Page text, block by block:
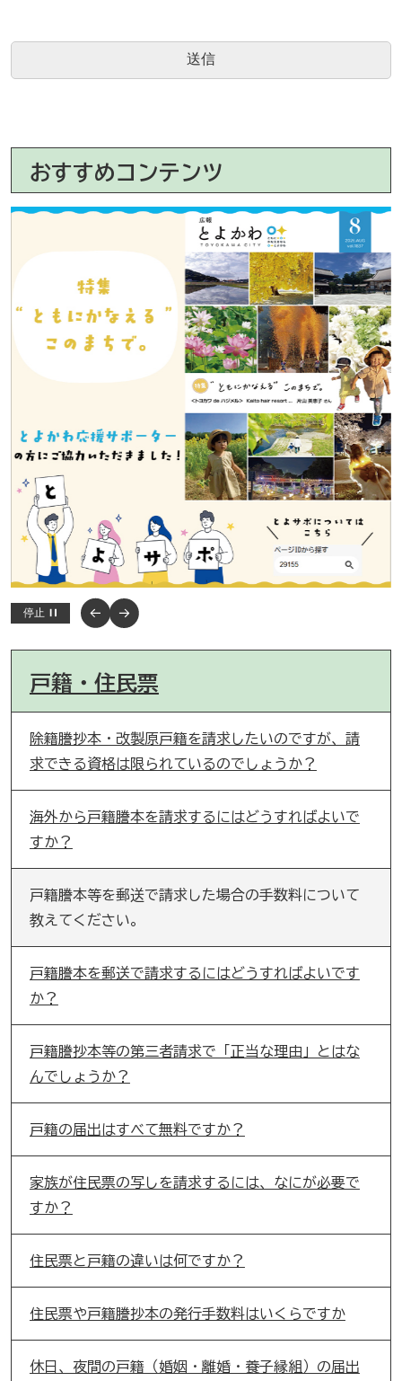
おすすめコンテンツ
停止
戸籍・住民票
除籍謄抄本・改製原戸籍を請求したいのですが、請
求できる資格は限られているのでしょうか？
海外から戸籍謄本を請求するにはどうすればよいで
すか？
戸籍謄本等を郵送で請求した場合の手数料について
教えてください。
戸籍謄本を郵送で請求するにはどうすればよいです
か？
戸籍謄抄本等の第三者請求で「正当な理由」とはな
んでしょうか？
戸籍の届出はすべて無料ですか？
家族が住民票の写しを請求するには、なにが必要で
すか？
住民票と戸籍の違いは何ですか？
住民票や戸籍謄抄本の発行手数料はいくらですか
休日、夜間の戸籍（婚姻・離婚・養子縁組）の届出